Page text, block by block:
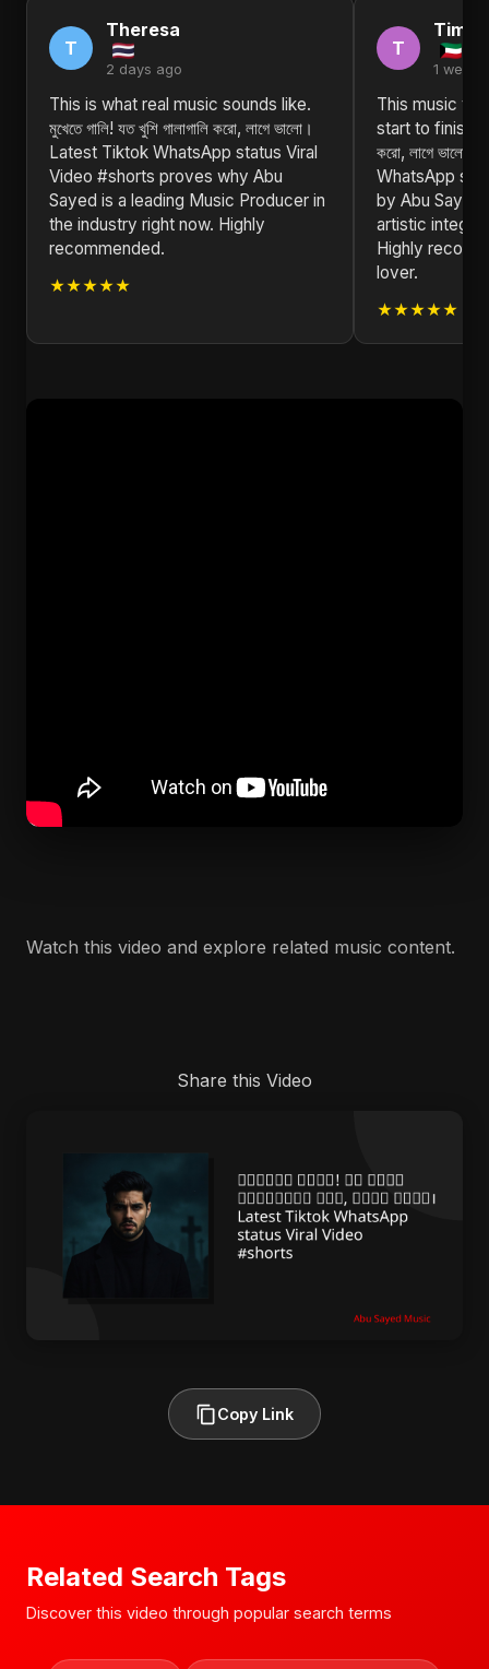
T
Theresa
2 days ago
This is what real music sounds like.
মুখেতে গালি! যত খুশি গালাগালি করো, লাগে ভালো।
Latest Tiktok WhatsApp status Viral
Video #shorts proves why Abu
Sayed is a leading Music Producer in
the industry right now. Highly
recommended.
★★★★★
T
1 week
This music
start to finish.
করো, লাগে
WhatsApp
by Abu Sayed
artistic
Highly
lover.
★★★★★
Watch this video and explore related music content.
Share this Video
Copy Link
Related Search Tags
Discover this video through popular search terms